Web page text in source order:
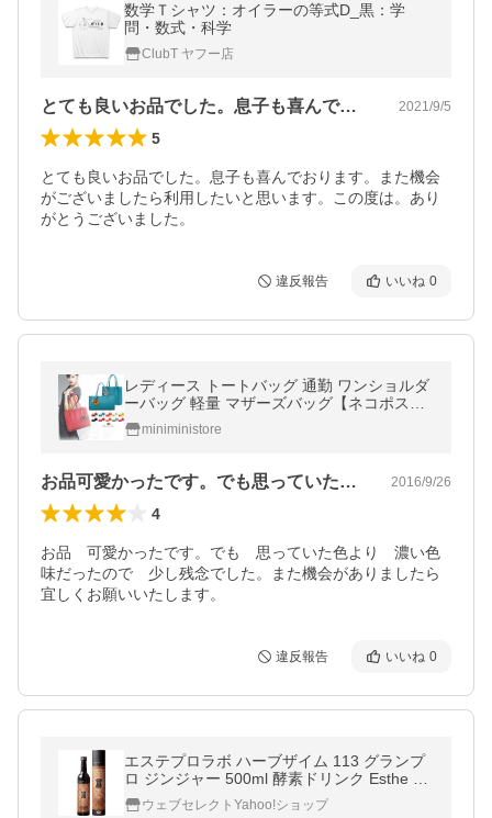
数学Ｔシャツ：オイラーの等式D_黒：学
問・数式・科学
ClubT ヤフー店
とても良いお品でした。息子も喜んでおり… 2021/9/5
5
とても良いお品でした。息子も喜んでおります。また機会
がございましたら利用したいと思います。この度は。あり
がとうございました。
違反報告 いいね 0
レディース トートバッグ 通勤 ワンショルダ
ーバッグ 軽量 マザーズバッグ【ネコポスの
み】miniministore
お品可愛かったです。でも思っていた色よ… 2016/9/26
4
お品　可愛かったです。でも　思っていた色より　濃い色
味だったので　少し残念でした。また機会がありましたら
宜しくお願いいたします。
違反報告 いいね 0
エステプロラボ ハーブザイム 113 グランプ
ロ ジンジャー 500ml 酵素ドリンク Esthe Pr
o Labo☆
ウェブセレクトYahoo!ショップ